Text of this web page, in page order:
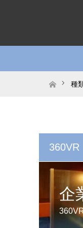
ホーム
種
360VR
企